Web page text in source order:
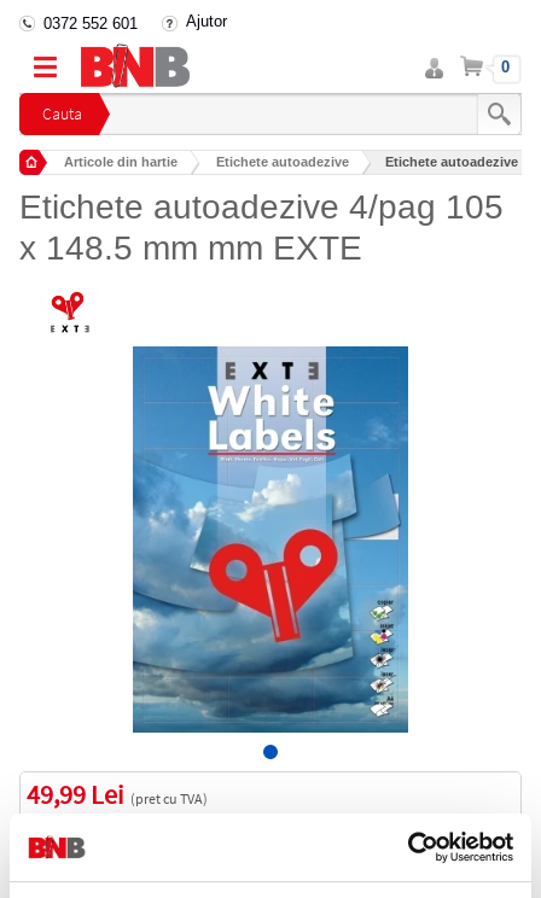
Cauta
0372 552 601 Ajutor
Intra
in
cont
Cos 0
Articole din hartie Etichete autoadezive Etichete autoadezive 4/
Etichete autoadezive 4/pag 105
x 148.5 mm mm EXTE
49,99 Lei (pret cu TVA)
50 puncte de fidelitate